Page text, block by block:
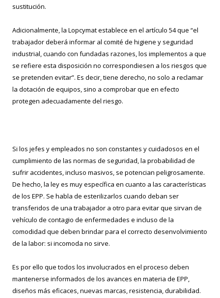
sustitución.
Adicionalmente, la Lopcymat establece en el artículo 54 que “el
trabajador deberá informar al comité de higiene y seguridad
industrial, cuando con fundadas razones, los implementos a que
se refiere esta disposición no correspondiesen a los riesgos que
se pretenden evitar”. Es decir, tiene derecho, no solo a reclamar
la dotación de equipos, sino a comprobar que en efecto
protegen adecuadamente del riesgo.
Si los jefes y empleados no son constantes y cuidadosos en el
cumplimiento de las normas de seguridad, la probabilidad de
sufrir accidentes, incluso masivos, se potencian peligrosamente.
De hecho, la ley es muy específica en cuanto a las características
de los EPP. Se habla de esterilizarlos cuando deban ser
transferidos de una trabajador a otro para evitar que sirvan de
vehículo de contagio de enfermedades e incluso de la
comodidad que deben brindar para el correcto desenvolvimiento
de la labor: si incomoda no sirve.
Es por ello que todos los involucrados en el proceso deben
mantenerse informados de los avances en materia de EPP,
diseños más eficaces, nuevas marcas, resistencia, durabilidad.